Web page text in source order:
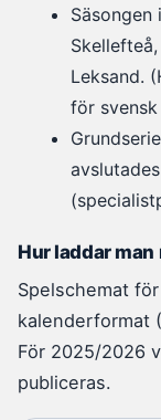
Säsongen
Leksand.
för
Hur laddar
Spelschemat
kalenderformat
För 2025/2026
publiceras.